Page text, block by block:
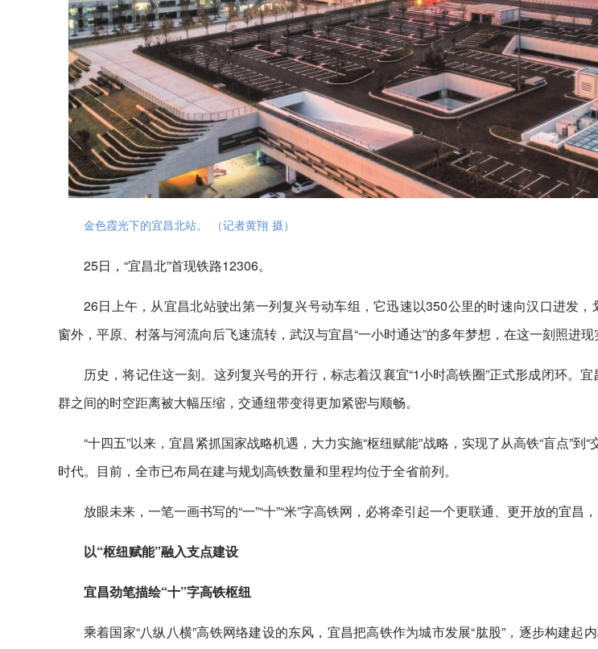
金色霞光下的宜昌北站。 （记者黄翔 摄）
25日，“宜昌北”首现铁路12306。
26日上午，从宜昌北站驶出第一列复兴号动车组，它迅速以350公里的时速向汉口进发，
窗外，平原、村落与河流向后飞速流转，武汉与宜昌“一小时通达”的多年梦想，在这一刻照进现
历史，将记住这一刻。这列复兴号的开行，标志着汉襄宜“1小时高铁圈”正式形成闭环。
群之间的时空距离被大幅压缩，交通纽带变得更加紧密与顺畅。
“十四五”以来，宜昌紧抓国家战略机遇，大力实施“枢纽赋能”战略，实现了从高铁“盲点”到
时代。目前，全市已布局在建与规划高铁数量和里程均位于全省前列。
放眼未来，一笔一画书写的“一”“十”“米”字高铁网，必将牵引起一个更联通、更开放的宜昌，
以“枢纽赋能”融入支点建设
宜昌劲笔描绘“十”字高铁枢纽
乘着国家“八纵八横”高铁网络建设的东风，宜昌把高铁作为城市发展“肱股”，逐步构建起